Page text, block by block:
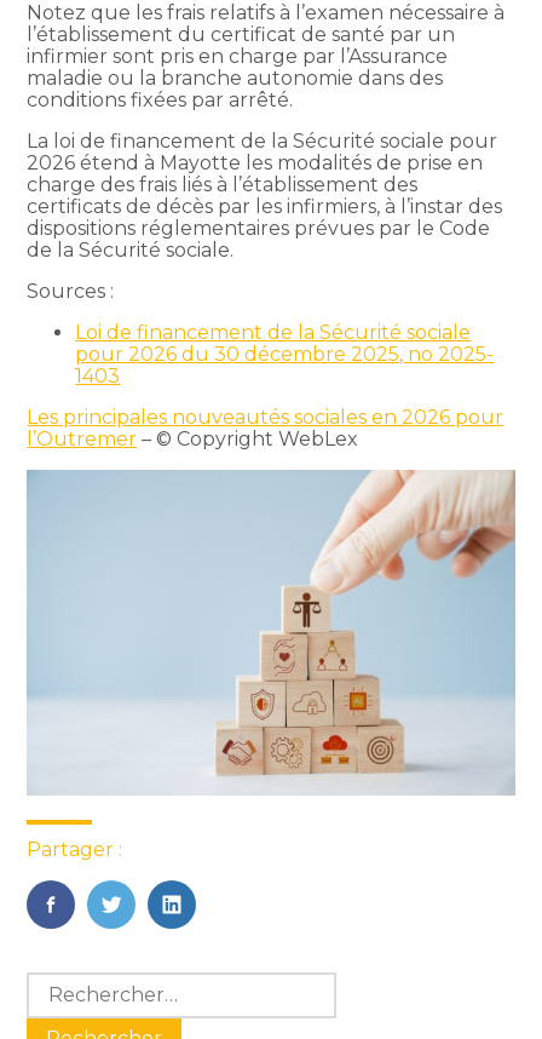
Notez que les frais relatifs à l’examen nécessaire à
l’établissement du certificat de santé par un
infirmier sont pris en charge par l’Assurance
maladie ou la branche autonomie dans des
conditions fixées par arrêté.
La loi de financement de la Sécurité sociale pour
2026 étend à Mayotte les modalités de prise en
charge des frais liés à l’établissement des
certificats de décès par les infirmiers, à l’instar des
dispositions réglementaires prévues par le Code
de la Sécurité sociale.
Sources :
Loi de financement de la Sécurité sociale
pour 2026 du 30 décembre 2025, no 2025-
1403
Les principales nouveautés sociales en 2026 pour
l’Outremer – © Copyright WebLex
Partager :
FaceBook
TwitterLinkedIn
Blog
sidebar
Rechercher :